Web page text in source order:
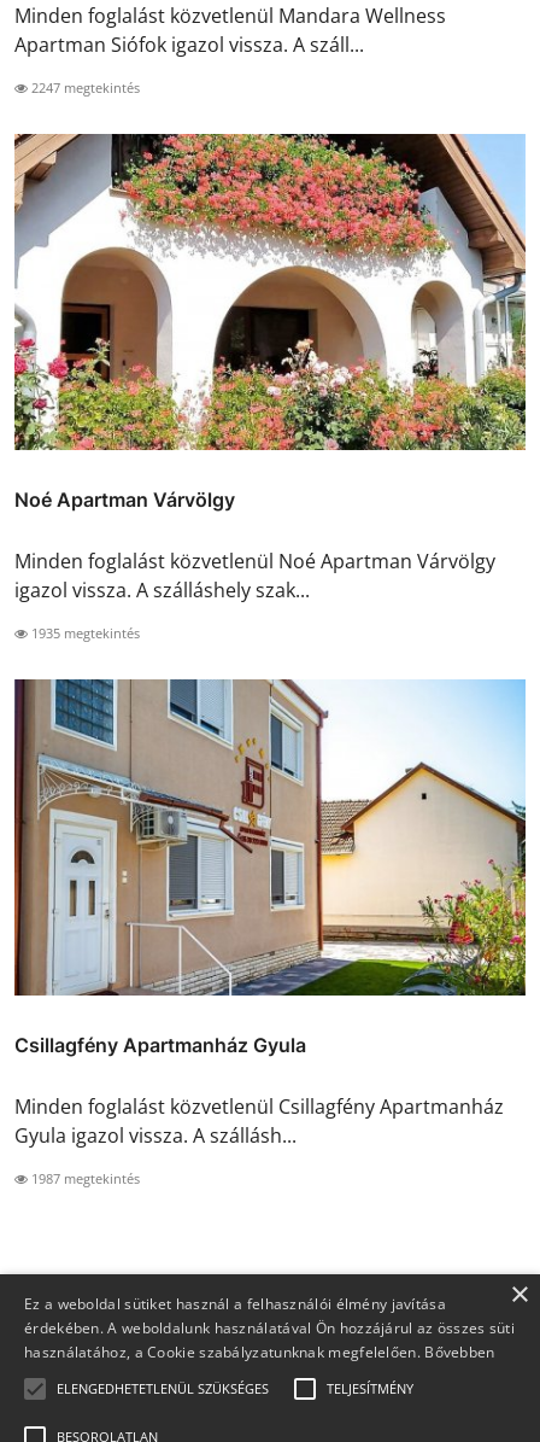
Minden foglalást közvetlenül Mandara Wellness
Apartman Siófok igazol vissza. A száll...
2247 megtekintés
Noé Apartman Várvölgy
Minden foglalást közvetlenül Noé Apartman Várvölgy
igazol vissza. A szálláshely szak...
1935 megtekintés
Csillagfény Apartmanház Gyula
Minden foglalást közvetlenül Csillagfény Apartmanház
Gyula igazol vissza. A szállásh...
1987 megtekintés
×
Ez a weboldal sütiket használ a felhasználói élmény javítása
érdekében. A weboldalunk használatával Ön hozzájárul az összes süti
használatához, a Cookie szabályzatunknak megfelelően. Bővebben
ELENGEDHETETLENÜL SZÜKSÉGES TELJESÍTMÉNY
BESOROLATLAN